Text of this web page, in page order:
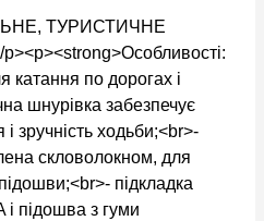
ТУРИСТИЧНЕ
катання по дорогах і
шнурівка забезпечує
зручність ходьби;<br>-
скловолокном, для
підкладка
і підошва з гуми